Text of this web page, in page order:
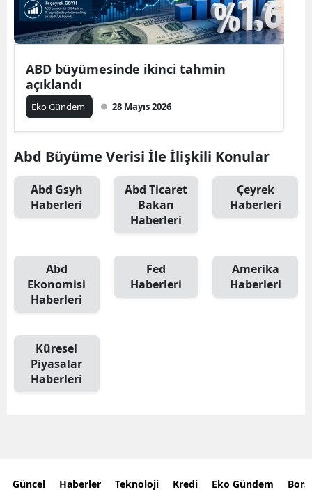
ABD büyümesinde ikinci tahmin
açıklandı
Eko Gündem 28 Mayıs 2026
Abd Büyüme Verisi İle İlişkili Konular
Abd Gsyh
Haberleri
Abd Ticaret
Bakan
Haberleri
Çeyrek
Haberleri
Abd
Ekonomisi
Haberleri
Fed
Haberleri
Amerika
Haberleri
Küresel
Piyasalar
Haberleri
Güncel Haberler Teknoloji Kredi Eko Gündem